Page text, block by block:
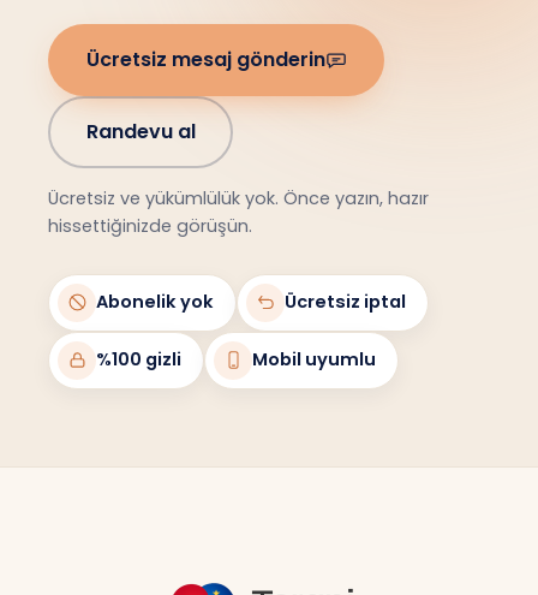
Ücretsiz mesaj gönderin
Randevu al
Ücretsiz ve yükümlülük yok. Önce yazın, hazır
hissettiğinizde görüşün.
Abonelik yok Ücretsiz iptal
%100 gizli Mobil uyumlu